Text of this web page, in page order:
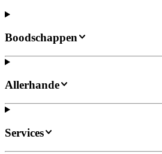
Boodschappen
Allerhande
Services